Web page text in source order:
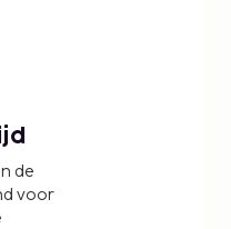
de
voor